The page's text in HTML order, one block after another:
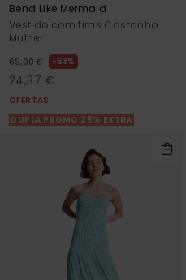
Bend Like Mermaid
Vestido com tiras Castanho
Mulher
65,00 € 63%
24,37 €
OFERTAS
DUPLA PROMO 25% EXTRA